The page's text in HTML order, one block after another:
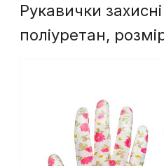
Рукавички
поліуретан,